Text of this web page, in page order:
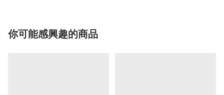
你可能感興趣的商品